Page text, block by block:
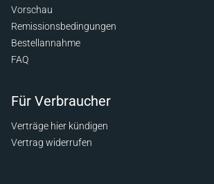
Vorschau
Remissionsbedingungen
Bestellannahme
FAQ
Für Verbraucher
Verträge hier kündigen
Vertrag widerrufen